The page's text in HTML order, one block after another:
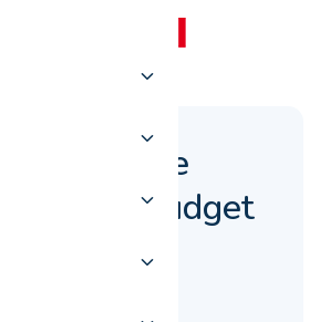
chaudière
son budget